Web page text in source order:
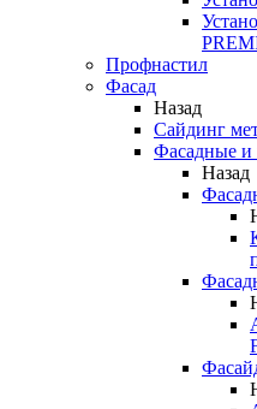
Профнастил
Фасад
Назад
Сайдинг
Фасадные и
Назад